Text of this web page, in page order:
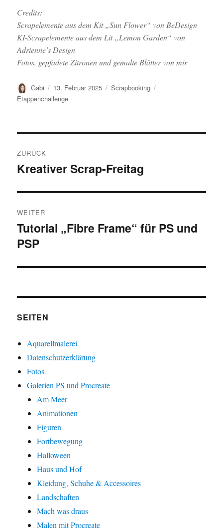
Credits:
Scrapelemente aus dem Kit „Sun Flower“ von BeDesign
KI-Scrapelemente aus dem Lit „Lemon Garden“ von
Adrienne’s Design
Fotos, gepfadete Zitronen und gemalte Blätter von mir
Autor
Gabi
Veröffentlicht
am
13. Februar 2025 Kategorien
Scrapbooking
Etappenchallenge
ZURÜCK
Vorheriger
Kreativer Scrap-Freitag
WEITER
Nächster
Beitrag:
Tutorial „Fibre Frame“ für PS und
PSP
SEITEN
Aquarellmalerei
Datenschutzerklärung
Fotos
Galerien PS und Procreate
Am Meer
Animationen
Figuren
Fortbewegung
Halloween
Haus und Hof
Kleidung, Schuhe & Accessoires
Landschaften
Mach was draus
Malen mit Procreate